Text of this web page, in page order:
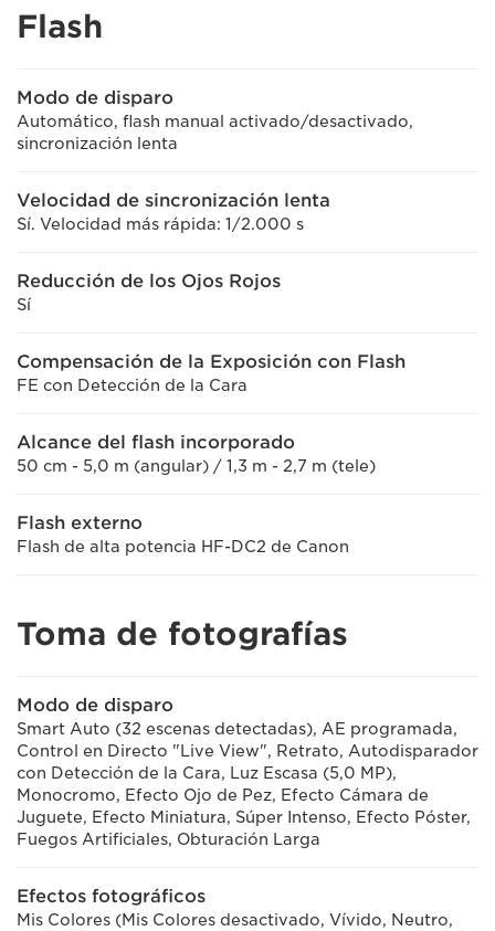
Flash
Modo de disparo
Automático, flash manual activado/desactivado,
sincronización lenta
Velocidad de sincronización lenta
Sí. Velocidad más rápida: 1/2.000 s
Reducción de los Ojos Rojos
Sí
Compensación de la Exposición con Flash
FE con Detección de la Cara
Alcance del flash incorporado
50 cm - 5,0 m (angular) / 1,3 m - 2,7 m (tele)
Flash externo
Flash de alta potencia HF-DC2 de Canon
Toma de fotografías
Modo de disparo
Smart Auto (32 escenas detectadas), AE programada,
Control en Directo "Live View", Retrato, Autodisparador
con Detección de la Cara, Luz Escasa (5,0 MP),
Monocromo, Efecto Ojo de Pez, Efecto Cámara de
Juguete, Efecto Miniatura, Súper Intenso, Efecto Póster,
Fuegos Artificiales, Obturación Larga
Efectos fotográficos
Mis Colores (Mis Colores desactivado, Vívido, Neutro,